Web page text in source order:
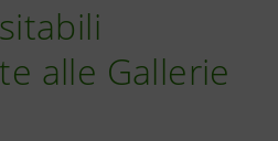
alle Gallerie